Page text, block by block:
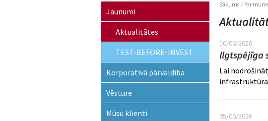
Jūs
Sākums / Par
10/06/2026
Ilgtspējīga
Lai
05/06/2026
Jaunumi
Aktualitātes
TEST-BEFORE-INVEST
Korporatīvā pārvaldība
Vēsture
Mūsu klienti